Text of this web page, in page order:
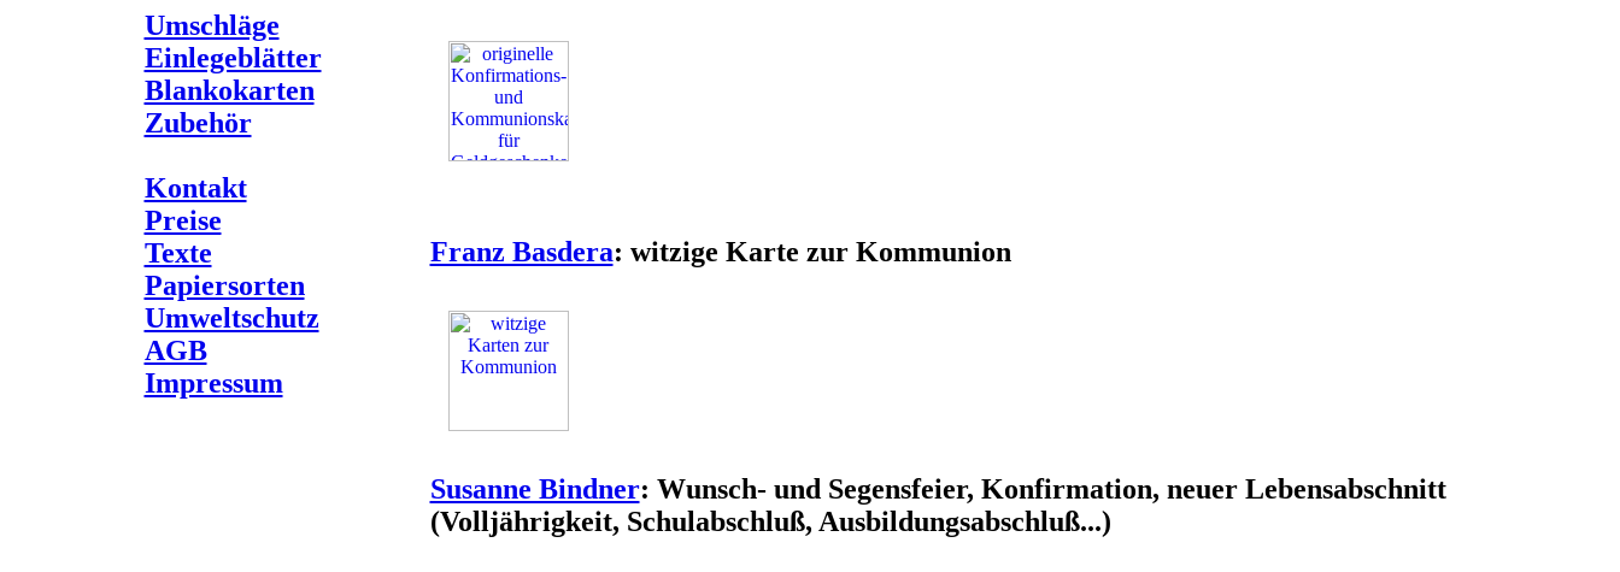
Umschläge
Einlegeblätter
Blankokarten
Zubehör
Kontakt
Preise
Texte
Papiersorten
Umweltschutz
AGB
Impressum
Franz Basdera: witzige Karte zur Kommunion
Susanne Bindner: Wunsch- und Segensfeier, Konfirmation, neuer Lebensabschnitt
(Volljährigkeit, Schulabschluß, Ausbildungsabschluß...)